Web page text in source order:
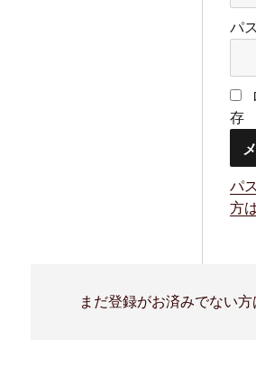
パ
存
パ
方
まだ登録がお済みでない方